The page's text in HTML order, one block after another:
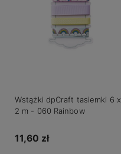
Wstążki dpCraft tasiemki 6 x
2 m - 060 Rainbow
11,60 zł